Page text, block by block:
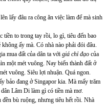
lấy đâu ra công ăn việc làm để mà sinh
to trong tay rồi, lo gì, tiêu đến bao
ấy mà. Có nhà nào phải đói đâu.
mua đất của dân ta với giá chỉ đạo của
một mét vuông. Nay biến thành đất ở
vuông. Siêu lợi nhuận. Quá ngon.
bảo đang ở Singapor kia. Mà mấy trăm
Lâm Di làm gì có tiền mà mơ.
bù ruộng, nhưng tiêu hết rồi. Nhà